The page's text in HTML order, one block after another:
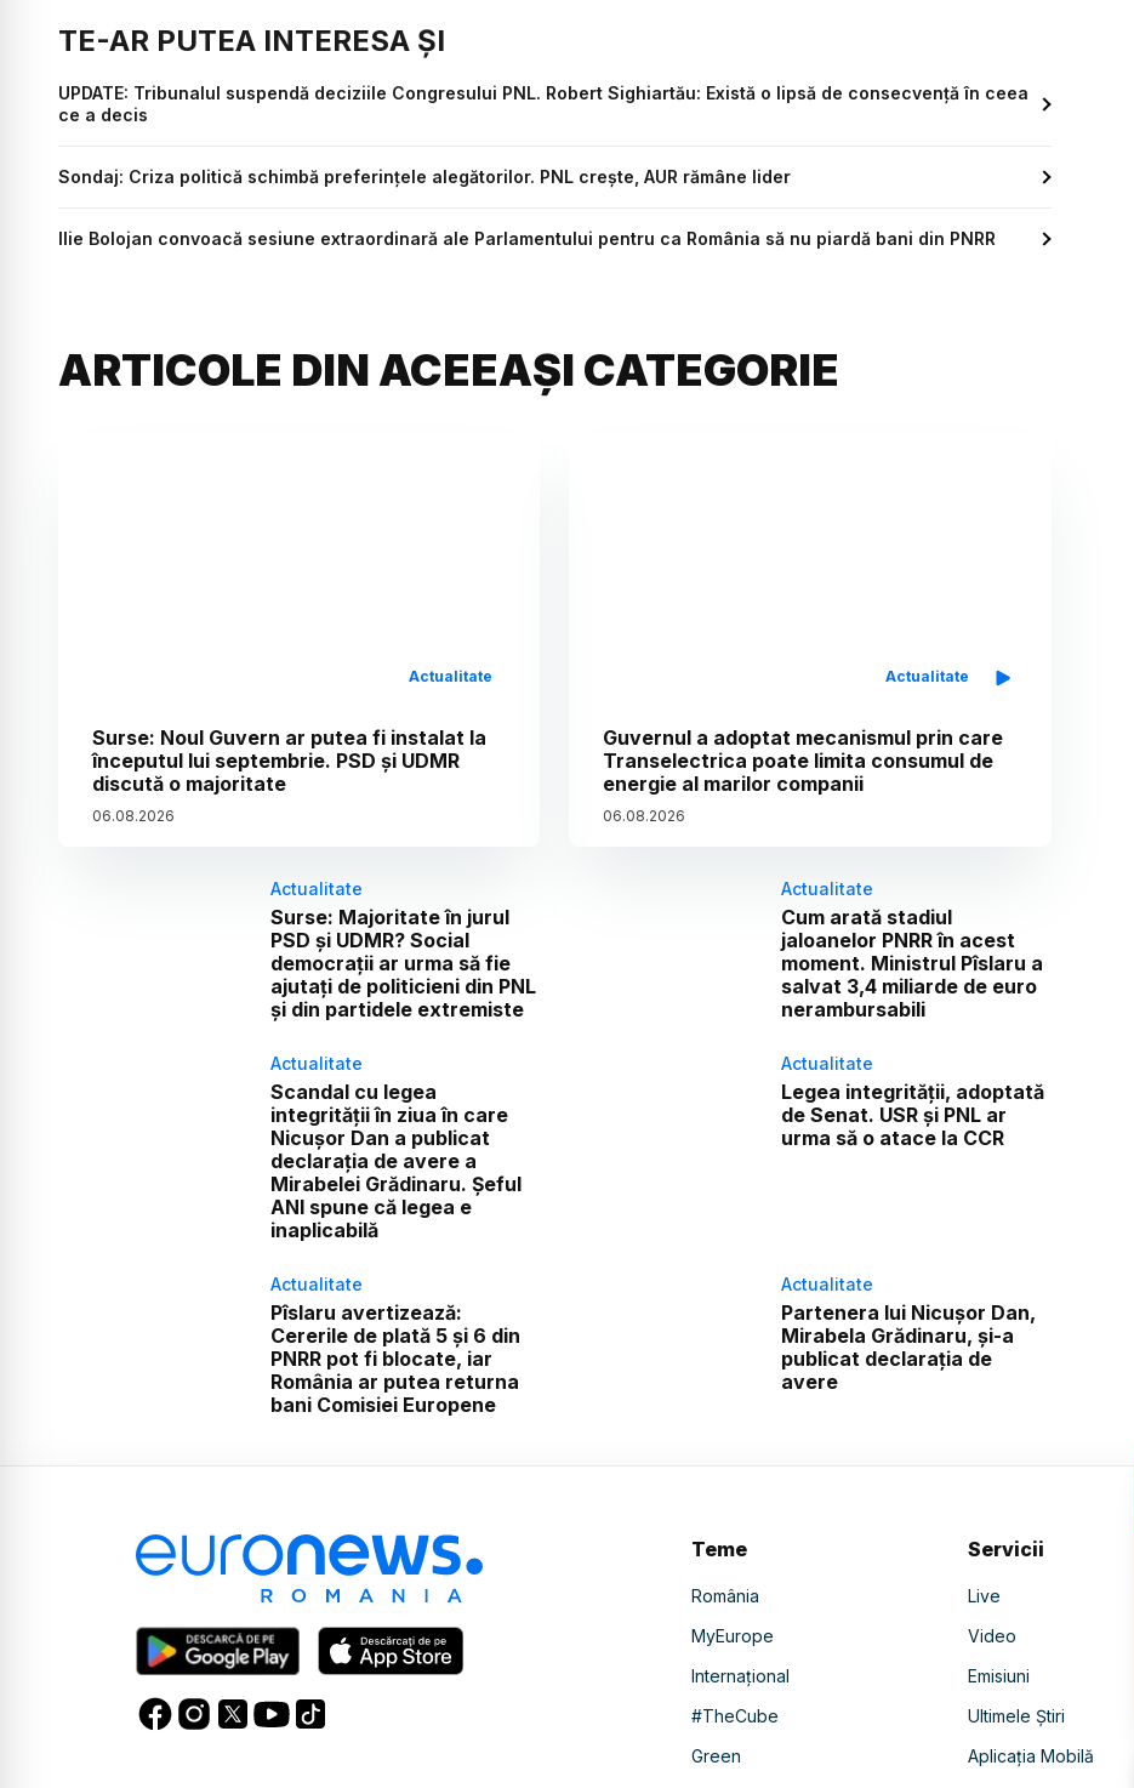
TE-AR PUTEA INTERESA ȘI
UPDATE: Tribunalul suspendă deciziile Congresului PNL. Robert Sighiartău: Există o lipsă de consecvență în ceea
ce a decis
Sondaj: Criza politică schimbă preferințele alegătorilor. PNL crește, AUR rămâne lider
Ilie Bolojan convoacă sesiune extraordinară ale Parlamentului pentru ca România să nu piardă bani din PNRR
ARTICOLE DIN ACEEAȘI CATEGORIE
Actualitate
Surse: Noul Guvern ar putea fi instalat la
începutul lui septembrie. PSD și UDMR
discută o majoritate
06.08.2026
Actualitate
Guvernul a adoptat mecanismul prin care
Transelectrica poate limita consumul de
energie al marilor companii
06.08.2026
Actualitate
Surse: Majoritate în jurul
PSD și UDMR? Social
democrații ar urma să fie
ajutați de politicieni din PNL
și din partidele extremiste
Actualitate
Cum arată stadiul
jaloanelor PNRR în acest
moment. Ministrul Pîslaru a
salvat 3,4 miliarde de euro
nerambursabili
Actualitate
Scandal cu legea
integrității în ziua în care
Nicușor Dan a publicat
declarația de avere a
Mirabelei Grădinaru. Șeful
ANI spune că legea e
inaplicabilă
Actualitate
Legea integrității, adoptată
de Senat. USR și PNL ar
urma să o atace la CCR
Actualitate
Pîslaru avertizează:
Cererile de plată 5 și 6 din
PNRR pot fi blocate, iar
România ar putea returna
bani Comisiei Europene
Actualitate
Partenera lui Nicușor Dan,
Mirabela Grădinaru, și-a
publicat declarația de
avere
Teme
România
MyEurope
Internațional
#TheCube
Green
Servicii
Live
Video
Emisiuni
Ultimele Știri
Aplicația Mobilă